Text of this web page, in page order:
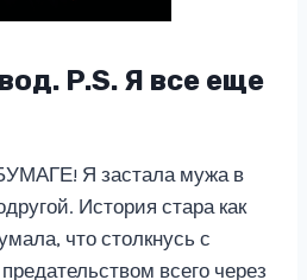
P.S. Я все еще
Я застала мужа в
История стара как
что столкнусь с
всего через